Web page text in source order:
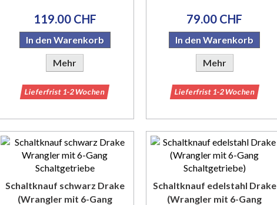
119.00 CHF
In den Warenkorb
Mehr
Lieferfrist 1-2 Wochen
79.00 CHF
In den Warenkorb
Mehr
Lieferfrist 1-2 Wochen
Schaltknauf schwarz Drake
(Wrangler mit 6-Gang
Schaltknauf edelstahl Drake
(Wrangler mit 6-Gang